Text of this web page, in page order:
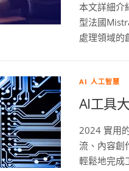
本文詳細介
型法國
處理領域的
AI 人工智慧
AI工具
2024 實用
流、內容創
輕鬆地完成